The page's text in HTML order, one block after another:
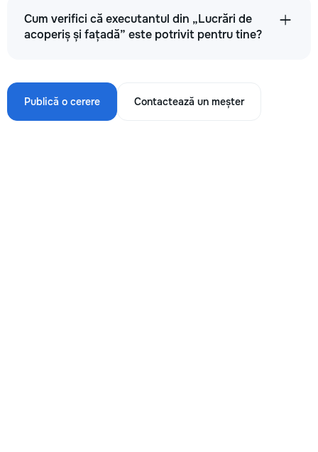
Cum verifici că executantul din „Lucrări de
acoperiș și fațadă” este potrivit pentru tine?
Publică o cerere Contactează un meșter